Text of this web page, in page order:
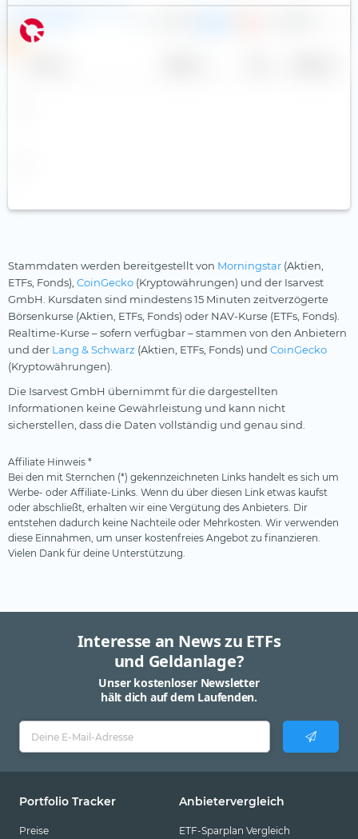
UCITS ETF (Dist)
Stammdaten werden bereitgestellt von Morningstar (Aktien,
ETFs, Fonds), CoinGecko (Kryptowährungen) und der Isarvest
GmbH. Kursdaten sind mindestens 15 Minuten zeitverzögerte
Börsenkurse (Aktien, ETFs, Fonds) oder NAV-Kurse (ETFs, Fonds).
Realtime-Kurse – sofern verfügbar – stammen von den Anbietern
und der Lang & Schwarz (Aktien, ETFs, Fonds) und CoinGecko
(Kryptowährungen).
Die Isarvest GmbH übernimmt für die dargestellten
Informationen keine Gewährleistung und kann nicht
sicherstellen, dass die Daten vollständig und genau sind.
Affiliate Hinweis *
Bei den mit Sternchen (*) gekennzeichneten Links handelt es sich um
Werbe- oder Affiliate-Links. Wenn du über diesen Link etwas kaufst
oder abschließt, erhalten wir eine Vergütung des Anbieters. Dir
entstehen dadurch keine Nachteile oder Mehrkosten. Wir verwenden
diese Einnahmen, um unser kostenfreies Angebot zu finanzieren.
Vielen Dank für deine Unterstützung.
Interesse an News zu ETFs
und Geldanlage?
Unser kostenloser Newsletter
hält dich auf dem Laufenden.
Portfolio Tracker
Preise
Anbietervergleich
ETF-Sparplan Vergleich